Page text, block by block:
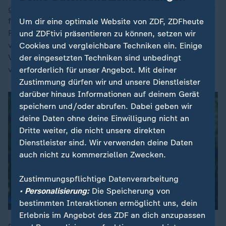
gekommen. Nach Jura- und Politik-Studium ging er zur
französischen Fremdenlegion. Mehrfach wurde ihm
Folter von Gefangenen im Algerienkrieg (1954-1962)
vorgeworfen, er selbst wies dies zurück. Eine
Verleumdungsklage gegen die Zeitung "Le Monde"
verlor er allerdings im Jahr 2003.
Um dir eine optimale Website von ZDF, ZDFheute
und ZDFtivi präsentieren zu können, setzen wir
Cookies und vergleichbare Techniken ein. Einige
der eingesetzten Techniken sind unbedingt
erforderlich für unser Angebot. Mit deiner
Zustimmung dürfen wir und unsere Dienstleister
darüber hinaus Informationen auf deinem Gerät
speichern und/oder abrufen. Dabei geben wir
deine Daten ohne deine Einwilligung nicht an
Dritte weiter, die nicht unsere direkten
Dienstleister sind. Wir verwenden deine Daten
auch nicht zu kommerziellen Zwecken.
Zustimmungspflichtige Datenverarbeitung
• Personalisierung:Die Speicherung von
bestimmten Interaktionen ermöglicht uns, dein
Erlebnis im Angebot des ZDF an dich anzupassen